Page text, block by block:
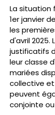
La situation
1er janvier
les
d'avril 2025.
justificatifs
leur classe
mariées
collective et
peuvent
conjointe